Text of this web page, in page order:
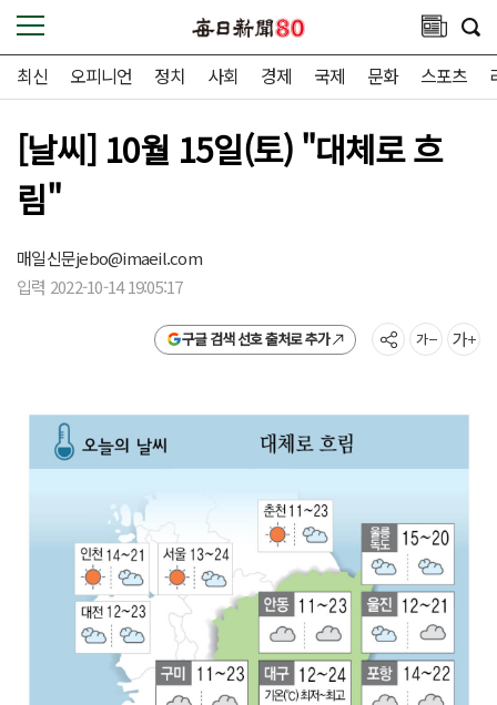
최신 오피니언 정치 사회 경제 국제 문화 스포츠
[날씨] 10월 15일(토) "대체로 흐
림"
매일신문jebo@imaeil.com
입력 2022-10-14 19:05:17
구글 검색 선호 출처로 추가